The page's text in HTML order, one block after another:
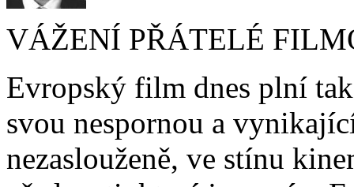
VÁŽENÍ PŘÁTELÉ
Evropský film dnes plní
svou nespornou a
nezaslouženě, ve stínu